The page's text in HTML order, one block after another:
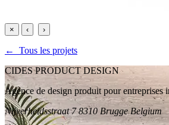
× ‹ ›
← Tous les projets
CIDES PRODUCT DESIGN
Agence de design produit pour entreprises
Nijverheidsstraat 7 8310 Brugge Belgium